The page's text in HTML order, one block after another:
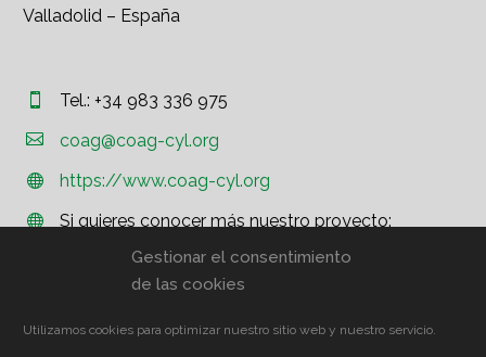
Gestionar el consentimiento
de las cookies
Utilizamos cookies para optimizar nuestro sitio web y nuestro servicio.
Valladolid – España

 Tel.: +34 983 336 975

 coag@coag-cyl.org

 https://www.coag-cyl.org


Si quieres conocer más nuestro proyecto:
http://www.coag.org